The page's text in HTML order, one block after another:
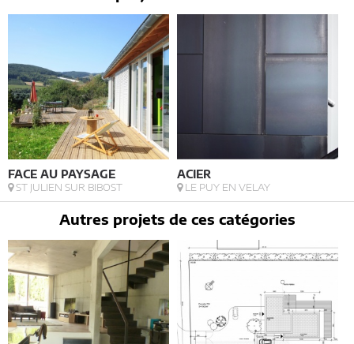
FACE AU PAYSAGE
ST JULIEN SUR BIBOST
ACIER
LE PUY EN VELAY
Autres projets de ces catégories